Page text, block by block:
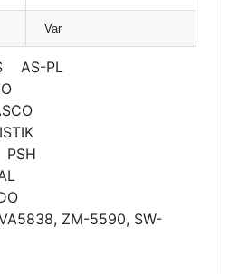
Var
AS-PL
ZM-5590, SW-